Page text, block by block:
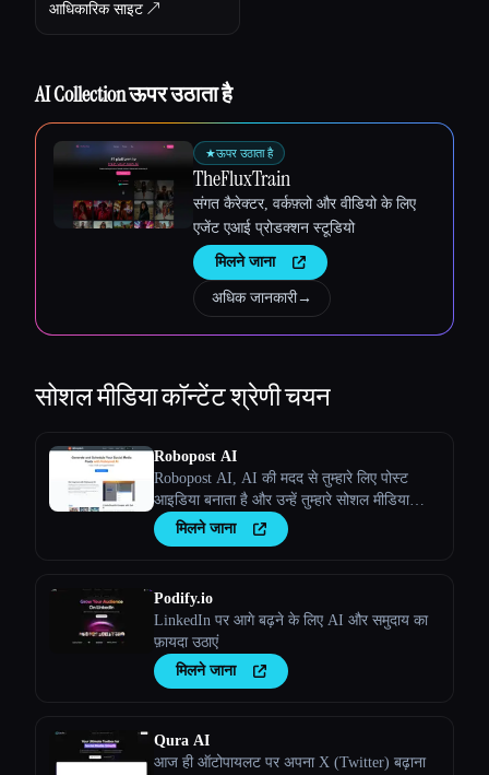
आधिकारिक साइट ↗︎
AI Collection ऊपर उठाता है
★ऊपर उठाता है
TheFluxTrain
संगत कैरेक्टर, वर्कफ़्लो और वीडियो के लिए
एजेंट एआई प्रोडक्शन स्टूडियो
मिलने जाना
अधिक जानकारी→
सोशल मीडिया कॉन्टेंटश्रेणी चयन
Robopost AI
Robopost AI, AI की मदद से तुम्हारे लिए पोस्ट
आइडिया बनाता है और उन्हें तुम्हारे सोशल मीडिया
अकाउंट पर पोस्ट/शेड्यूल करता है।
मिलने जाना
Podify.io
LinkedIn पर आगे बढ़ने के लिए AI और समुदाय का
फ़ायदा उठाएं
मिलने जाना
Qura AI
आज ही ऑटोपायलट पर अपना X (Twitter) बढ़ाना